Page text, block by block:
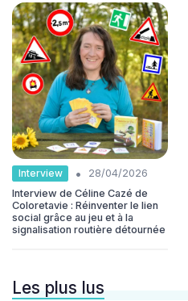
Interview •
28/04/2026
Interview de Céline Cazé de
Coloretavie : Réinventer le lien
social grâce au jeu et à la
signalisation routière détournée
Les plus lus